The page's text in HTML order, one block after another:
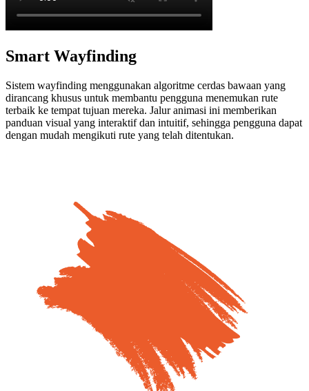
Smart Wayfinding
Sistem wayfinding menggunakan algoritme cerdas bawaan yang
dirancang khusus untuk membantu pengguna menemukan rute
terbaik ke tempat tujuan mereka. Jalur animasi ini memberikan
panduan visual yang interaktif dan intuitif, sehingga pengguna dapat
dengan mudah mengikuti rute yang telah ditentukan.